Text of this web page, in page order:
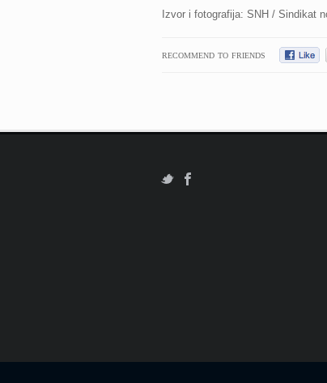
Izvor i fotografija: SNH / Sindikat
RECOMMEND TO FRIENDS